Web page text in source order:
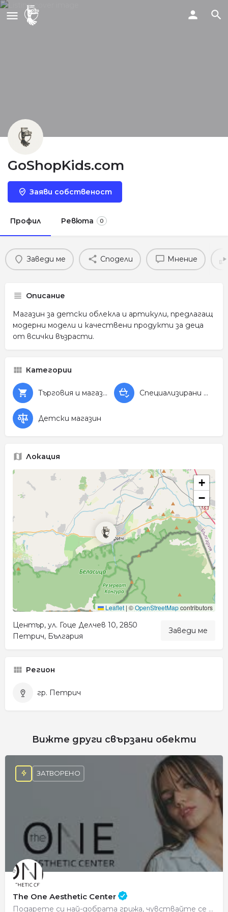
GoShopKids.com
Заяви собственост
Профил Ревюта 0
Заведи ме Сподели Мнение
Описание
Магазин за детски облекла и артикули, предлагащ
модерни модели и качествени продукти за деца
от всички възрасти.
Категории
Търговия и магазини Специализирани магазини
Детски магазин
Локация
+
−
Leaflet | ©OpenStreetMapcontributors
Център, ул. Гоце Делчев 10, 2850
Петрич, България
Заведи ме
Регион
гр. Петрич
Вижте други свързани обекти
The One Aesthetic Center
Подарете си най-добрата грижа, чувствайте се красиви всеки ден.
ЗАТВОРЕНО